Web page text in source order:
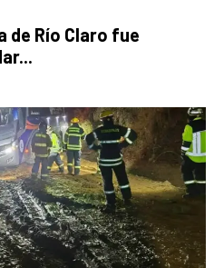
de Río Claro fue